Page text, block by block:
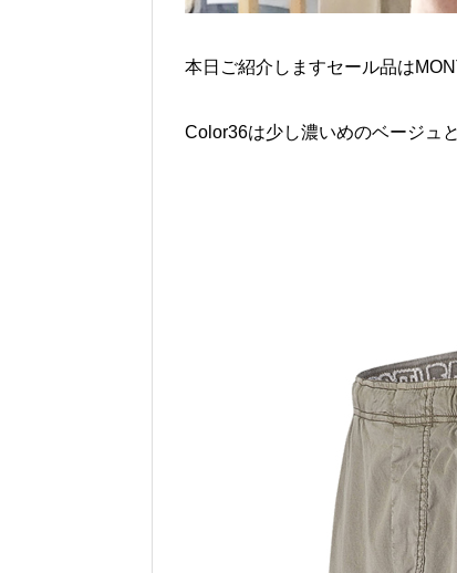
本日ご紹介しますセール品は
Color36は少し濃いめのベージュ